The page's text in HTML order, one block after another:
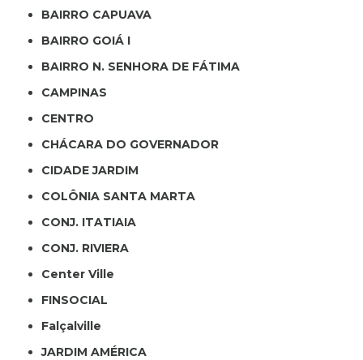
BAIRRO CAPUAVA
BAIRRO GOIÁ I
BAIRRO N. SENHORA DE FÁTIMA
CAMPINAS
CENTRO
CHÁCARA DO GOVERNADOR
CIDADE JARDIM
COLÔNIA SANTA MARTA
CONJ. ITATIAIA
CONJ. RIVIERA
Center Ville
FINSOCIAL
Falçalville
JARDIM AMÉRICA